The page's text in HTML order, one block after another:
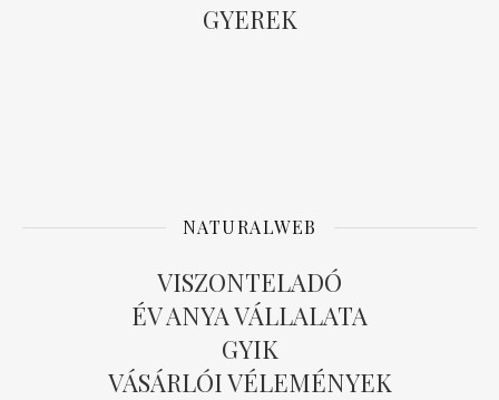
GYEREK
NATURALWEB
VISZONTELADÓ
ÉV ANYA VÁLLALATA
GYIK
VÁSÁRLÓI VÉLEMÉNYEK